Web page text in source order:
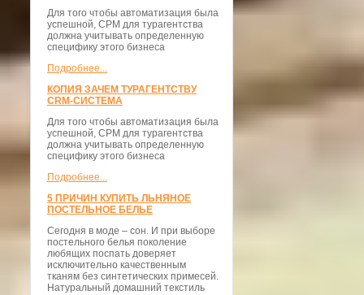
Для того чтобы автоматизация была
успешной, СРМ для турагентства
должна учитывать определенную
специфику этого бизнеса
Подробнее...
КОПИЯ ЗАЧЕМ ТУРАГЕНТСТВУ
CRM-СИСТЕМА
Для того чтобы автоматизация была
успешной, СРМ для турагентства
должна учитывать определенную
специфику этого бизнеса
Подробнее...
5 ПРИЧИН КУПИТЬ ЛЬНЯНОЕ
ПОСТЕЛЬНОЕ БЕЛЬЕ
Сегодня в моде – сон. И при выборе
постельного белья поколение
любящих поспать доверяет
исключительно качественным
тканям без синтетических примесей.
Натуральный домашний текстиль